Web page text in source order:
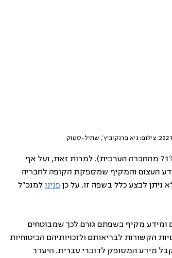
1.3 מיליון אזרחים ערבים מבוטחים בקופת חולים כללית (71% מהחברה הערבית). למרות זאת, ועל אף
העצום והמקיף שמספקת הקופה לחבריה
ניתן לבצע כלל בשפה זו. על כן פנינו למנכ"ל
ומידע מקיף בשפתם גורם לכך שמבוטחים
הקשורות לבריאותם ולזכויותיהם הביטוחיות
לקבל מידע המסופק לדוברי עברית. היעדר